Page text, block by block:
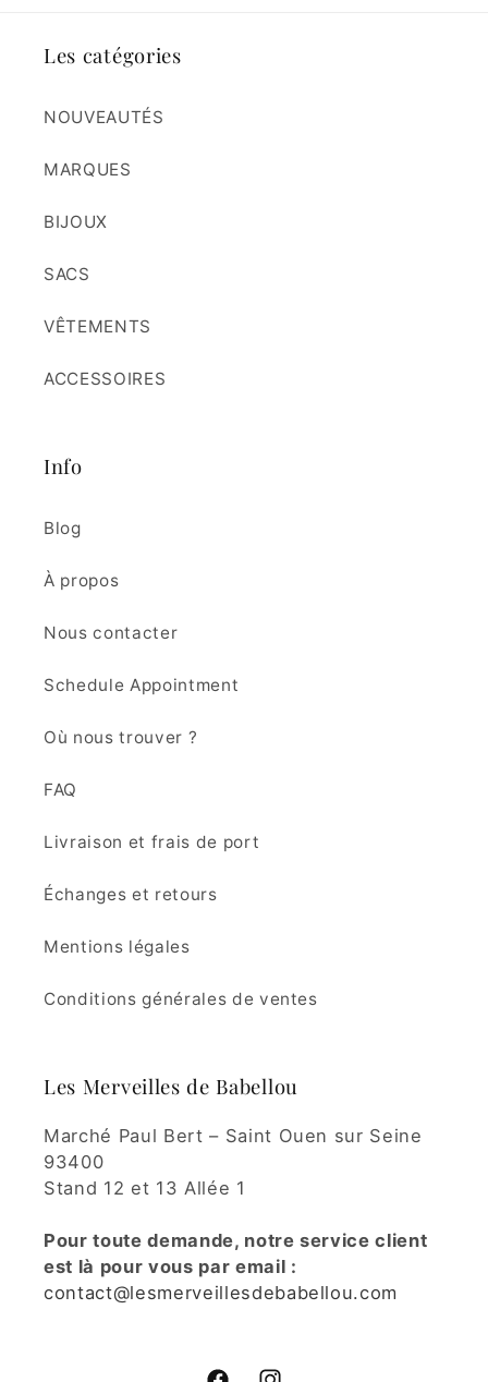
Les catégories
NOUVEAUTÉS
MARQUES
BIJOUX
SACS
VÊTEMENTS
ACCESSOIRES
Info
Blog
À propos
Nous contacter
Schedule Appointment
Où nous trouver ?
FAQ
Livraison et frais de port
Échanges et retours
Mentions légales
Conditions générales de ventes
Les Merveilles de Babellou
Marché Paul Bert – Saint Ouen sur Seine
93400
Stand 12 et 13 Allée 1
Pour toute demande, notre service client
est là pour vous par email :
contact@lesmerveillesdebabellou.com